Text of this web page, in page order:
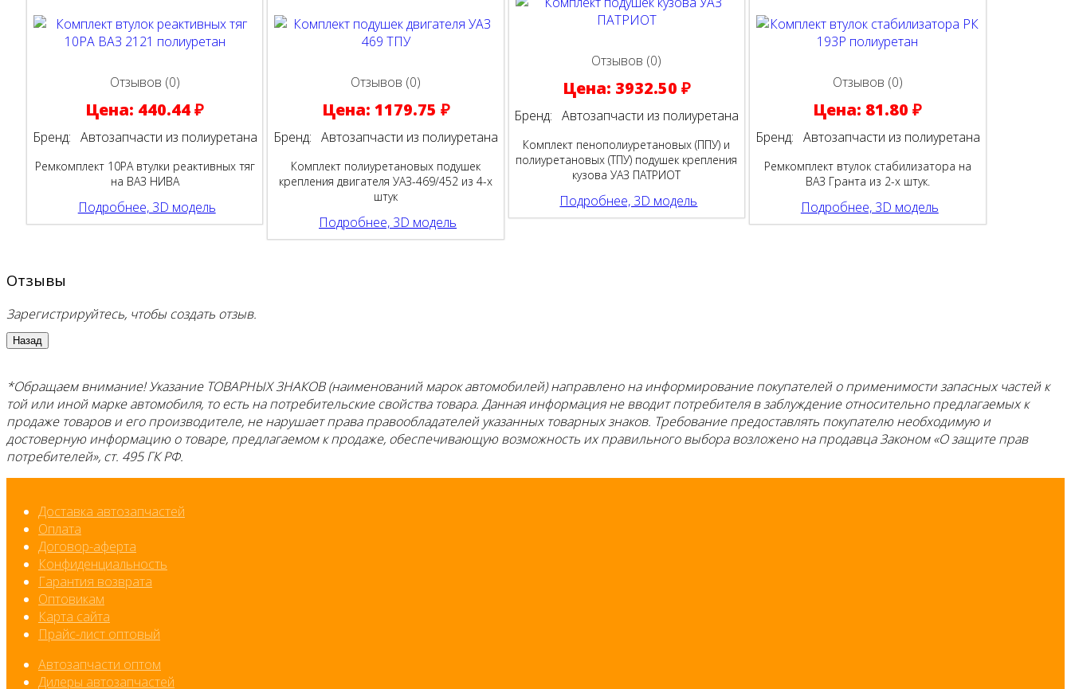
Отзывов (0)
Цена: 440.44 ₽
Бренд: Автозапчасти из полиуретана
Ремкомплект 10РА втулки реактивных тяг
на ВАЗ НИВА
Подробнее, 3D модель
Отзывов (0)
Цена: 1179.75 ₽
Бренд: Автозапчасти из полиуретана
Комплект полиуретановых подушек
крепления двигателя УАЗ-469/452 из 4-х
штук
Подробнее, 3D модель
Отзывов (0)
Цена: 3932.50 ₽
Бренд: Автозапчасти из полиуретана
Комплект пенополиуретановых (ППУ) и
полиуретановых (ТПУ) подушек крепления
кузова УАЗ ПАТРИОТ
Подробнее, 3D модель
Отзывов (0)
Цена: 81.80 ₽
Бренд: Автозапчасти из полиуретана
Ремкомплект втулок стабилизатора на
ВАЗ Гранта из 2-х штук.
Подробнее, 3D модель
Отзывы
Зарегистрируйтесь, чтобы создать отзыв.
*Обращаем внимание! Указание ТОВАРНЫХ ЗНАКОВ (наименований марок автомобилей) направлено на информирование покупателей о применимости запасных частей к
той или иной марке автомобиля, то есть на потребительские свойства товара. Данная информация не вводит потребителя в заблуждение относительно предлагаемых к
продаже товаров и его производителе, не нарушает права правообладателей указанных товарных знаков. Требование предоставлять покупателю необходимую и
достоверную информацию о товаре, предлагаемом к продаже, обеспечивающую возможность их правильного выбора возложено на продавца Законом «О защите прав
потребителей», ст. 495 ГК РФ.
Доставка автозапчастей
Оплата
Договор-аферта
Конфиденциальность
Гарантия возврата
Оптовикам
Карта сайта
Прайс-лист оптовый
Автозапчасти оптом
Дилеры автозапчастей